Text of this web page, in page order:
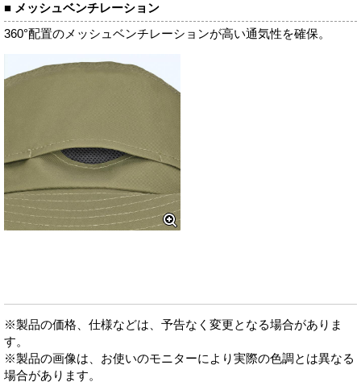
■ メッシュベンチレーション
360°配置のメッシュベンチレーションが高い通気性を確保。
※製品の価格、仕様などは、予告なく変更となる場合がありま
す。
※製品の画像は、お使いのモニターにより実際の色調とは異なる
場合があります。